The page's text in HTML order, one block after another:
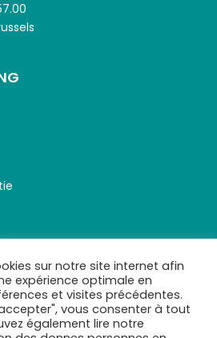
sur notre site internet afin
expérience optimale en
et visites précédentes.
vous consenter à tout
également lire notre